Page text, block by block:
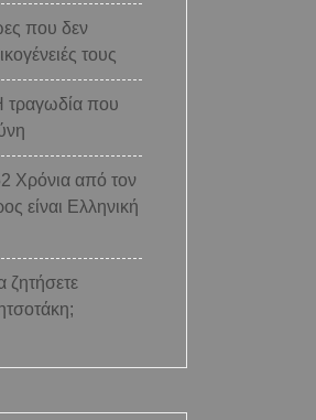
που δεν
τους
τραγωδία που
Χρόνια από τον
είναι Ελληνική
ζητήσετε